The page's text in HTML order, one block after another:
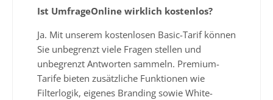
Ist UmfrageOnline wirklich kostenlos?
Ja. Mit unserem kostenlosen Basic-Tarif können
Sie unbegrenzt viele Fragen stellen und
unbegrenzt Antworten sammeln. Premium-
Tarife bieten zusätzliche Funktionen wie
Filterlogik, eigenes Branding sowie White-